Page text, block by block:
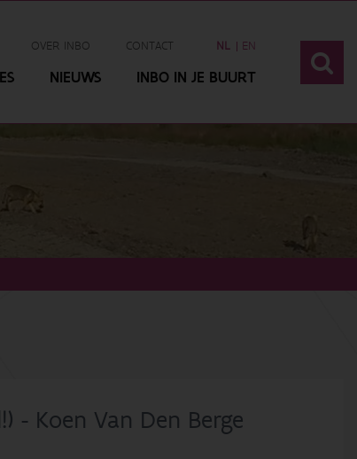
OVER INBO CONTACT NL EN
NIEUWS INBO IN JE BUURT
Koen Van Den Berge